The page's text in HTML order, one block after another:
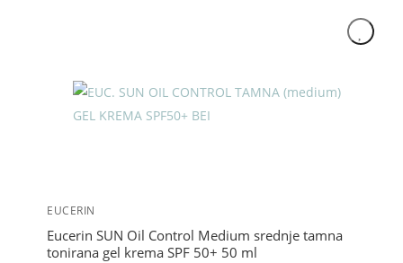
EUCERIN
Eucerin SUN Oil Control Medium srednje tamna
tonirana gel krema SPF 50+ 50 ml